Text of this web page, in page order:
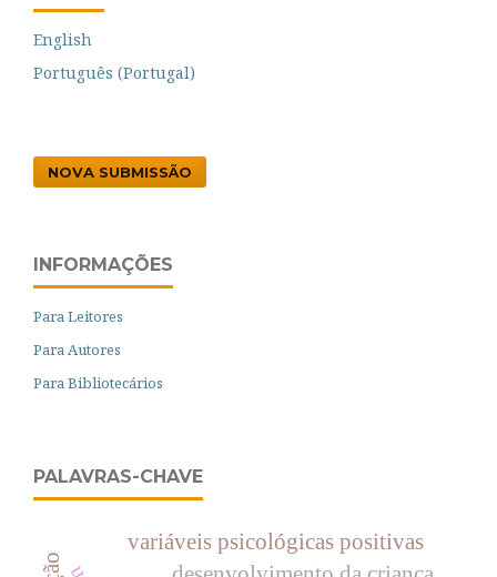
English
Português (Portugal)
NOVA SUBMISSÃO
INFORMAÇÕES
Para Leitores
Para Autores
Para Bibliotecários
PALAVRAS-CHAVE
variáveis psicológicas positivas